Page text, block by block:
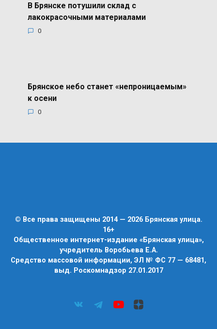
В Брянске потушили склад с
лакокрасочными материалами
0
Брянское небо станет «непроницаемым»
к осени
0
© Все права защищены 2014 — 2026 Брянская улица.
16+
Общественное интернет-издание «Брянская улица»,
учредитель Воробьева Е.А.
Средство массовой информации, ЭЛ № ФС 77 — 68481,
выд. Роскомнадзор 27.01.2017